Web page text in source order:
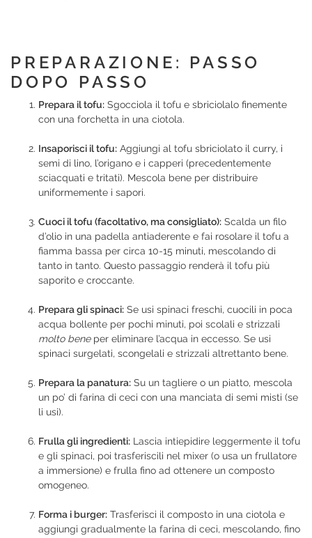
PREPARAZIONE: PASSO
DOPO PASSO
Prepara il tofu: Sgocciola il tofu e sbriciolalo finemente
con una forchetta in una ciotola.
Insaporisci il tofu: Aggiungi al tofu sbriciolato il curry, i
semi di lino, l’origano e i capperi (precedentemente
sciacquati e tritati). Mescola bene per distribuire
uniformemente i sapori.
Cuoci il tofu (facoltativo, ma consigliato): Scalda un filo
d’olio in una padella antiaderente e fai rosolare il tofu a
fiamma bassa per circa 10-15 minuti, mescolando di
tanto in tanto. Questo passaggio renderà il tofu più
saporito e croccante.
Prepara gli spinaci: Se usi spinaci freschi, cuocili in poca
acqua bollente per pochi minuti, poi scolali e strizzali
molto beneper eliminare l’acqua in eccesso. Se usi
spinaci surgelati, scongelali e strizzali altrettanto bene.
Prepara la panatura: Su un tagliere o un piatto, mescola
un po’ di farina di ceci con una manciata di semi misti (se
li usi).
Frulla gli ingredienti: Lascia intiepidire leggermente il tofu
e gli spinaci, poi trasferiscili nel mixer (o usa un frullatore
a immersione) e frulla fino ad ottenere un composto
omogeneo.
Forma i burger: Trasferisci il composto in una ciotola e
aggiungi gradualmente la farina di ceci, mescolando, fino